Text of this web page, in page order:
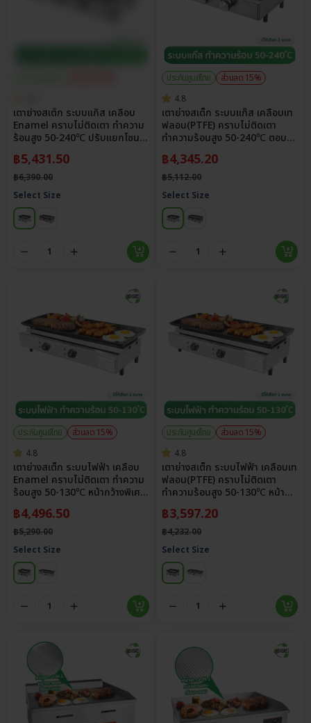
เตาย่างสเต็ก ระบบแก๊ส เคลือบ
Enamel คราบไม่ติดเตา ทำความ
ร้อนสูง 50-240℃ ปรับแยกโซน
฿5,431.50
฿6,390.00
Select Size
ประกันศูนย์ไทย
ส่วนลด 15%
4.8
เตาย่างสเต็ก ระบบแก๊ส เคลือบเท
ฟลอน(PTFE) คราบไม่ติดเตา
ทำความร้อนสูง 50-240℃ ตอบ
฿4,345.20
฿5,112.00
Select Size
ประกันศูนย์ไทย
ส่วนลด 15%
4.8
เตาย่างสเต็ก ระบบไฟฟ้า เคลือบ
Enamel คราบไม่ติดเตา ทำความ
ร้อนสูง 50-130℃ หน้ากว้างพิเศษ
฿4,496.50
฿5,290.00
Select Size
ประกันศูนย์ไทย
ส่วนลด 15%
4.8
เตาย่างสเต็ก ระบบไฟฟ้า เคลือบเท
ฟลอน(PTFE) คราบไม่ติดเตา
ทำความร้อนสูง 50-130℃ หน้า
฿3,597.20
฿4,232.00
Select Size